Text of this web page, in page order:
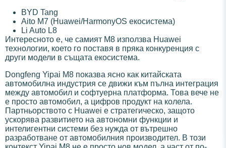
BYD Tang
Aito M7 (Huawei/HarmonyOS екосистема)
Li Auto L8
Интересното е, че самият M8 използва Huawei
технологии, което го поставя в пряка конкуренция с
други модели в същата екосистема.
Dongfeng Yipai M8 показва ясно как китайската
автомобилна индустрия се движи към пълна интеграция
между автомобил и софтуерна платформа. Това вече не
е просто автомобил, а цифров продукт на колела.
Партньорството с Huawei е стратегическо, защото
ускорява развитието на автономни функции и
интелигентни системи без нужда от вътрешно
разработване от автомобилния производител. В този